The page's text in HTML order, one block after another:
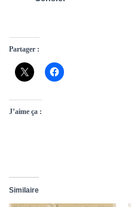
Partager :
J’aime ça :
Similaire